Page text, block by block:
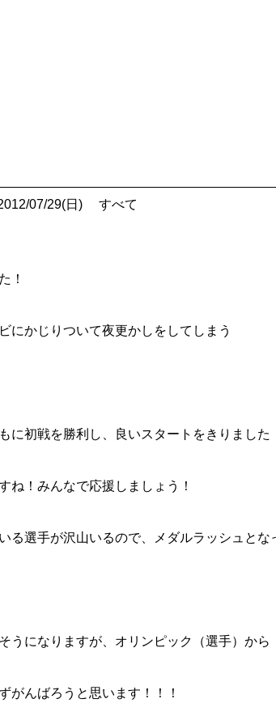
07/29(日) すべて
！
にかじりついて夜更かしをしてしまう
に初戦を勝利し、良いスタートをきりました
ね！みんなで応援しましょう！
る選手が沢山いるので、メダルラッシュとな
うになりますが、オリンピック（選手）から
がんばろうと思います！！！